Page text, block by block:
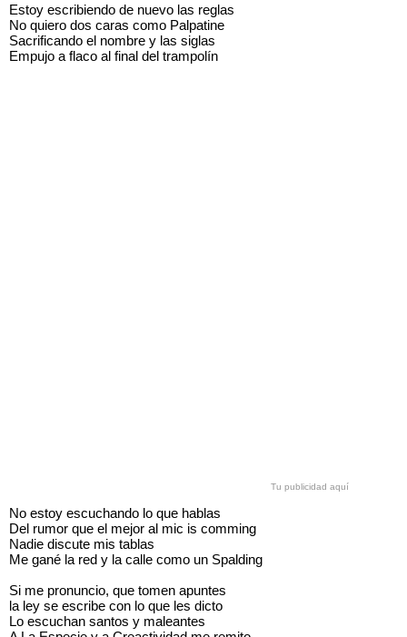
Estoy escribiendo de nuevo las reglas
No quiero dos caras como Palpatine
Sacrificando el nombre y las siglas
Empujo a flaco al final del trampolín
Tu publicidad aquí
No estoy escuchando lo que hablas
Del rumor que el mejor al mic is comming
Nadie discute mis tablas
Me gané la red y la calle como un Spalding
Si me pronuncio, que tomen apuntes
la ley se escribe con lo que les dicto
Lo escuchan santos y maleantes